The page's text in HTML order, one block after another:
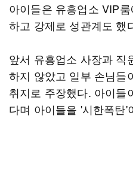
아이들은 유흥업소 VIP
하고 강제로 성관계도 했
앞서 유흥업소 사장과 직
하지 않았고 일부 손님들
취지로 주장했다. 아이들
다며 아이들을 '시한폭탄